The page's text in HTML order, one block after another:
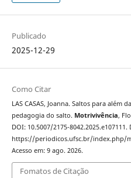
Publicado
2025-12-29
Como Citar
LAS CASAS, Joanna. Saltos para além
pedagogia do salto. Motrivivência,
DOI: 10.5007/2175-
https://periodicos.ufsc.br/index.php/
Acesso em: 9 ago. 2026.
Fomatos de Citação